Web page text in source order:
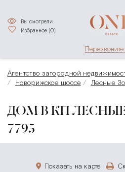
Избранное (0)
Вы смотрели
Агентство загородной
Новорижское шоссе
Лесные
ДОМ В КП
7795
Показать на карте